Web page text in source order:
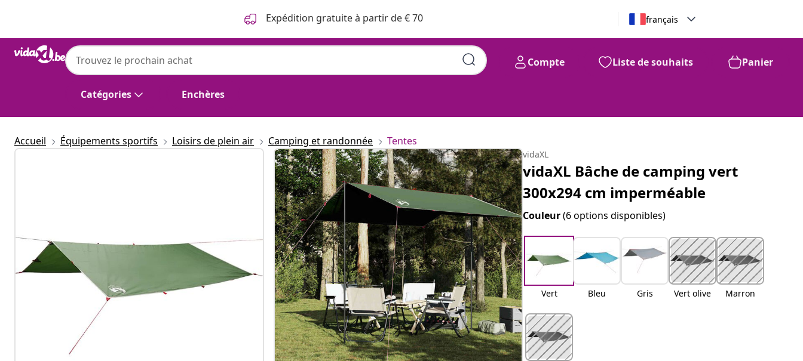
Expédition gratuite à partir de € 70 français
Catégories Enchères
Compte Liste de souhaits Panier
Accueil Équipements sportifs Loisirs de plein air Camping et randonnée Tentes
vidaXL
vidaXL Bâche de camping vert
300x294 cm imperméable
Couleur(6 options disponibles)
Vert Bleu Gris Vert olive Marron